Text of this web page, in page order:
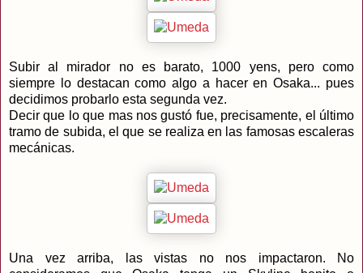
Subir al mirador no es barato, 1000 yens, pero como
siempre lo destacan como algo a hacer en Osaka... pues
decidimos probarlo esta segunda vez.
Decir que lo que mas nos gustó fue, precisamente, el último
tramo de subida, el que se realiza en las famosas escaleras
mecánicas.
Una vez arriba, las vistas no nos impactaron. No